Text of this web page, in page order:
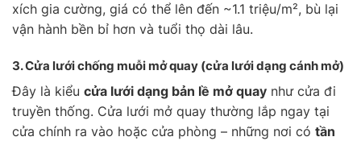
xích gia cường, giá có thể lên đến ~1.1 triệu/m², bù lại
vận hành bền bỉ hơn và tuổi thọ dài lâu.
3. Cửa lưới chống muỗi mở quay (cửa lưới dạng cánh mở)
Đây là kiểu cửa lưới dạng bản lề mở quay như cửa đi
truyền thống. Cửa lưới mở quay thường lắp ngay tại
cửa chính ra vào hoặc cửa phòng – những nơi có tần